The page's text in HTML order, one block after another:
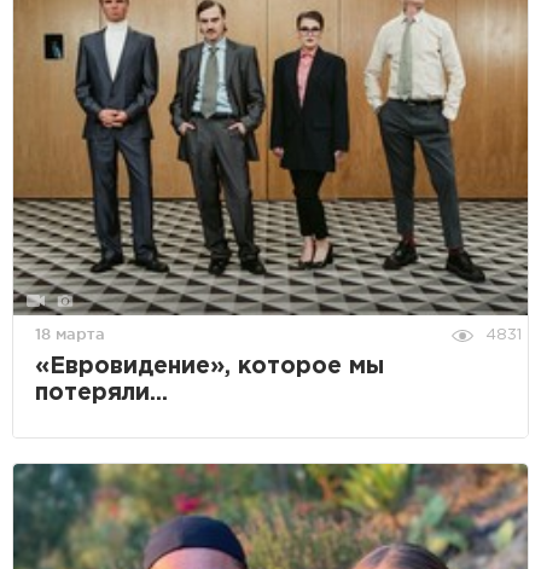
18 марта 4831
«Евровидение», которое мы
потеряли...